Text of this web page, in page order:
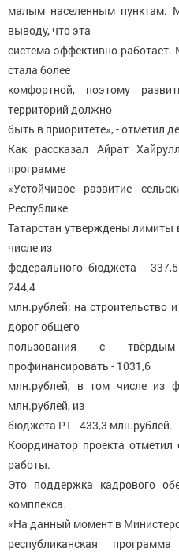
малым населенным пунктам.
выводу, что эта
система эффективно
стала более
комфортной, поэтому
территорий должно
быть в приоритете», - отметил
Как рассказал Айрат
программе
«Устойчивое развитие
Республике
Татарстан утверждены лимиты
числе из
федерального бюджета -
244,4
млн.рублей; на строительство
дорог общего
пользования с твёрдым
профинансировать - 1031,6
млн.рублей, в том числе из
млн.рублей, из
бюджета РТ - 433,3 млн.рублей.
Координатор проекта
работы.
Это поддержка кадрового
комплекса.
«На данный момент в
республиканская